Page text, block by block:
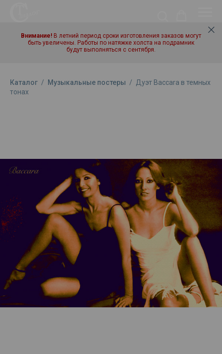
Внимание! В летний период сроки изготовления заказов могут
быть увеличены. Работы по натяжке холста на подрамник
будут выполняться с сентября.
Каталог / Музыкальные постеры / Дуэт Baccara в темных
тонах